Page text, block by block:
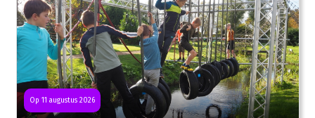
Op 11 augustus 2026